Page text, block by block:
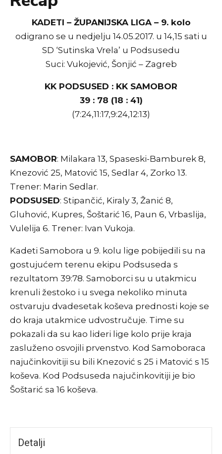
KADETI – ŽUPANIJSKA LIGA – 9. kolo
odigrano se u nedjelju 14.05.2017. u 14,15 sati u
SD ‘Sutinska Vrela’ u Podsusedu
Suci: Vukojević, Šonjić – Zagreb
KK PODSUSED : KK SAMOBOR
39 : 78 (18 : 41)
(7:24,11:17,9:24,12:13)
SAMOBOR: Milakara 13, Spaseski-Bamburek 8,
Knezović 25, Matović 15, Sedlar 4, Zorko 13.
Trener: Marin Sedlar.
PODSUSED: Stipančić, Kiraly 3, Žanić 8,
Gluhović, Kupres, Šoštarić 16, Paun 6, Vrbaslija,
Vulelija 6. Trener: Ivan Vukoja.
Kadeti Samobora u 9. kolu lige pobijedili su na
gostujućem terenu ekipu Podsuseda s
rezultatom 39:78. Samoborci su u utakmicu
krenuli žestoko i u svega nekoliko minuta
ostvaruju dvadesetak koševa prednosti koje se
do kraja utakmice udvostručuje. Time su
pokazali da su kao lideri lige kolo prije kraja
zasluženo osvojili prvenstvo. Kod Samoboraca
najučinkovitiji su bili Knezović s 25 i Matović s 15
koševa. Kod Podsuseda najučinkovitiji je bio
Šoštarić sa 16 koševa.
Detalji